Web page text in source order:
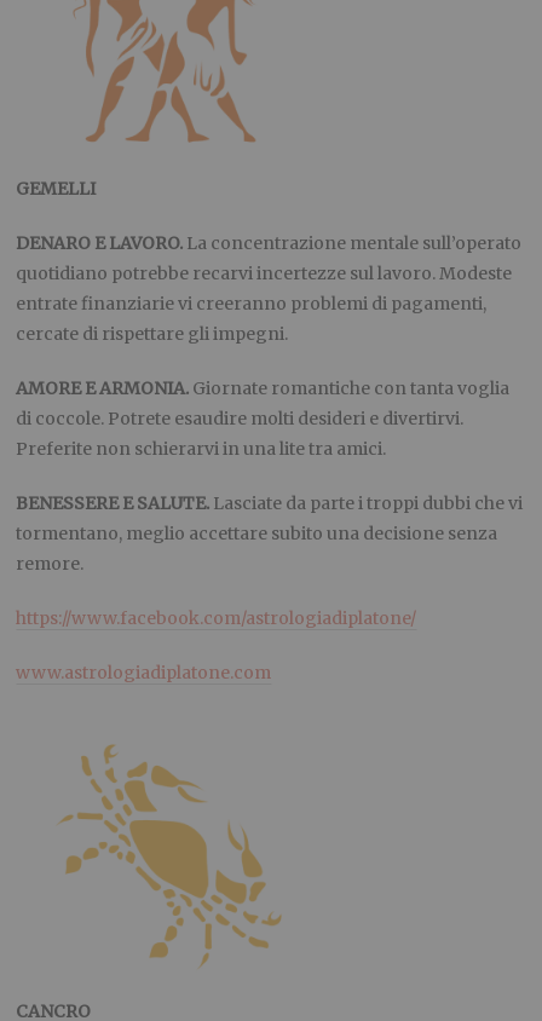
GEMELLI
DENARO E LAVORO. La concentrazione mentale sull’operato
quotidiano potrebbe recarvi incertezze sul lavoro. Modeste
entrate finanziarie vi creeranno problemi di pagamenti,
cercate di rispettare gli impegni.
AMORE E ARMONIA. Giornate romantiche con tanta voglia
di coccole. Potrete esaudire molti desideri e divertirvi.
Preferite non schierarvi in una lite tra amici.
BENESSERE E SALUTE. Lasciate da parte i troppi dubbi che vi
tormentano, meglio accettare subito una decisione senza
remore.
https://www.facebook.com/astrologiadiplatone/
www.astrologiadiplatone.com
CANCRO